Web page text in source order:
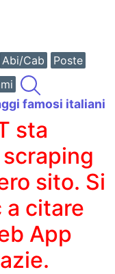
Abi/Cab
Poste
famosi italiani
sta
sito. Si
a citare
App